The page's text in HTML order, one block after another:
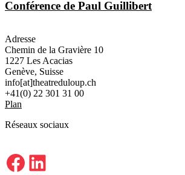
Conférence de Paul Guillibert
Adresse
Chemin de la Gravière 10
1227 Les Acacias
Genève, Suisse
info[at]theatreduloup.ch
+41(0) 22 301 31 00
Plan
Réseaux sociaux
Facebook LinkedIn